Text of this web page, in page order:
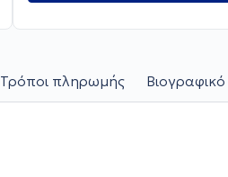
Τρόποι πληρωμής